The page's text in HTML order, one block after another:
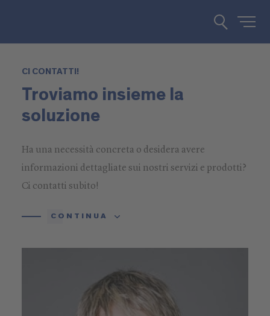
CI CONTATTI!
Troviamo insieme la
soluzione
Ha una necessità concreta o desidera avere
informazioni dettagliate sui nostri servizi e prodotti?
Ci contatti subito!
CONTINUA